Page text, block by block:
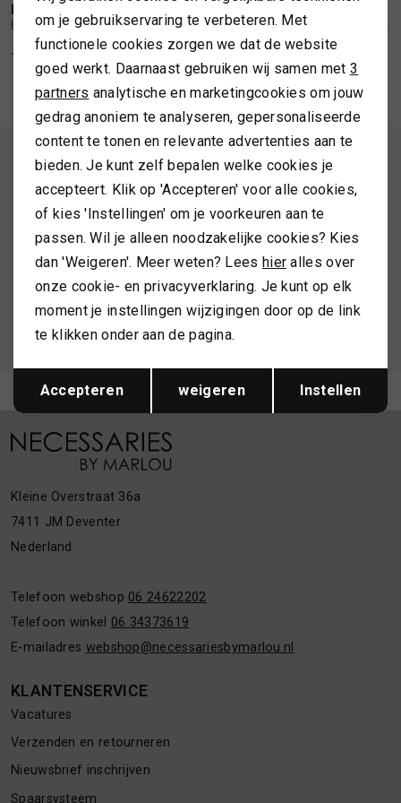
SPORTKLEDING
TASSEN
TOPS EN SHIRTS
TRUIEN
/2
Barbour Sloane midi dress
169,99
1/2
ALTIJD ALS EERSTE OP DE HOOGTE ZIJN?
Schrijf je in en ontvang 10% korting op je 1e bestelling
Hoe we met je data omgaan? Bekijk dit in onze
privacyverklaring.
Meld je aan voor de nieuwsbrief
Kleine Overstraat 36a
7411 JM Deventer
Nederland
Telefoon webshop 06 24622202
Telefoon winkel 06 34373619
E-mailadres webshop@necessariesbymarlou.nl
KLANTENSERVICE
Vacatures
Verzenden en retourneren
Nieuwsbrief inschrijven
Spaarsysteem
Analytische cookies
Marketing cookies
Terug Opslaan
om je gebruikservaring te verbeteren. Met
functionele cookies zorgen we dat de website
goed werkt. Daarnaast gebruiken wij samen met 3
partners analytische en marketingcookies om jouw
gedrag anoniem te analyseren, gepersonaliseerde
content te tonen en relevante advertenties aan te
bieden. Je kunt zelf bepalen welke cookies je
accepteert. Klik op 'Accepteren' voor alle cookies,
of kies 'Instellingen' om je voorkeuren aan te
passen. Wil je alleen noodzakelijke cookies? Kies
dan 'Weigeren'. Meer weten? Lees hier alles over
onze cookie- en privacyverklaring. Je kunt op elk
moment je instellingen wijzigingen door op de link
te klikken onder aan de pagina.
Accepteren weigeren Instellen